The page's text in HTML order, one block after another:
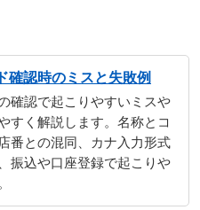
確認時のミスと失敗例
確認で起こりやすいミスや
すく解説します。名称とコ
番との混同、カナ入力形式
振込や口座登録で起こりや